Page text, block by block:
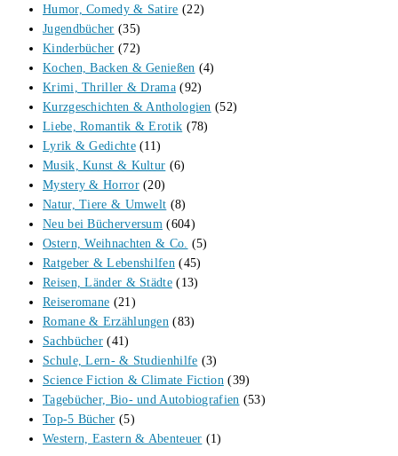
Humor, Comedy & Satire (22)
Jugendbücher (35)
Kinderbücher (72)
Kochen, Backen & Genießen (4)
Krimi, Thriller & Drama (92)
Kurzgeschichten & Anthologien (52)
Liebe, Romantik & Erotik (78)
Lyrik & Gedichte (11)
Musik, Kunst & Kultur (6)
Mystery & Horror (20)
Natur, Tiere & Umwelt (8)
Neu bei Bücherversum (604)
Ostern, Weihnachten & Co. (5)
Ratgeber & Lebenshilfen (45)
Reisen, Länder & Städte (13)
Reiseromane (21)
Romane & Erzählungen (83)
Sachbücher (41)
Schule, Lern- & Studienhilfe (3)
Science Fiction & Climate Fiction (39)
Tagebücher, Bio- und Autobiografien (53)
Top-5 Bücher (5)
Western, Eastern & Abenteuer (1)